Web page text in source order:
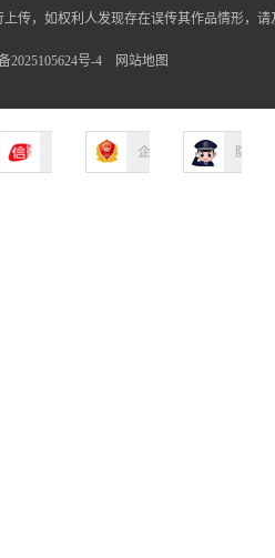
传，如权利人发现存在误传其作品情形，
2025105624号-4 网站地图